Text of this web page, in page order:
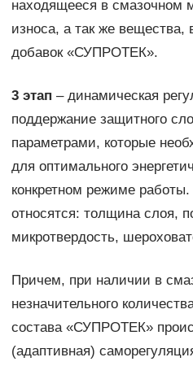
находящееся в смазочном
износа, а так же вещества,
добавок «СУПРОТЕК».
3 этап – динамическая
поддержание защитного
параметрами, которые
для оптимального
конкретном режиме
относятся: толщина слоя,
микротвердость,
Причем, при наличии в
незначительного
состава «СУПРОТЕК»
(адаптивная)